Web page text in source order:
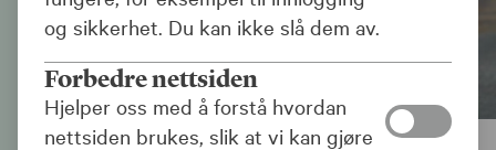
og sikkerhet. Du kan ikke slå dem av.
Forbedre nettsiden
Hjelper oss med å forstå hvordan
nettsiden brukes, slik at vi kan gjøre